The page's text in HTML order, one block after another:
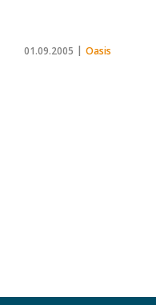
01.09.2005 Oasis